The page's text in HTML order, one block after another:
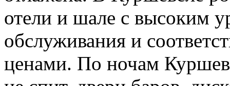
отели и шале с высоким
обслуживания и
ценами. По ночам